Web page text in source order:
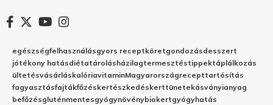
egészségfelhasználásgyors receptköretgondozásdesszert
jótékony hatásdiétatárolásházilagtermesztéstippektáplálkozás
ültetésvásárláskalóriavitaminMagyarországrecepttartósítás
fagyasztásfajtákfőzéskertészkedéskerttünetekásványianyag
befőzésgluténmentesgyógynövénybiokertgyógyhatás